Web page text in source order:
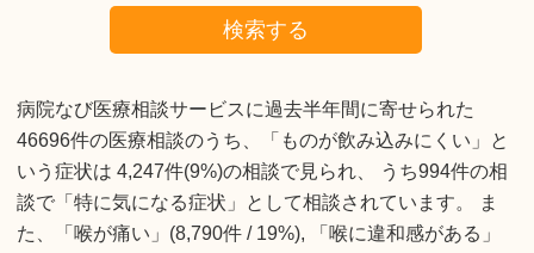
検索する
病院なび医療相談サービスに過去半年間に寄せられた
46696件の医療相談のうち、「ものが飲み込みにくい」と
いう症状は 4,247件(9%)の相談で見られ、 うち994件の相
談で「特に気になる症状」として相談されています。 ま
た、「喉が痛い」(8,790件 / 19%), 「喉に違和感がある」